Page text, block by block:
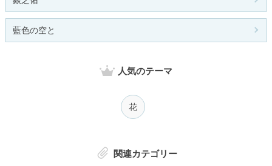
藍色の空と
人気のテーマ
花
関連カテゴリー